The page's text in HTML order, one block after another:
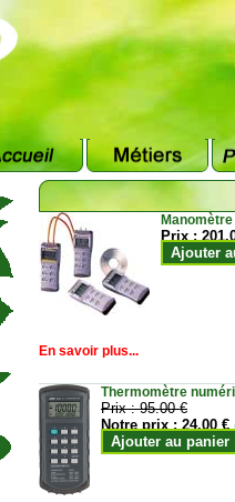
Prix :
Ajouter
En savoir plus...
Thermomètre
Prix :95.00 €
Notre prix :24.00 €
Ajouter au panier